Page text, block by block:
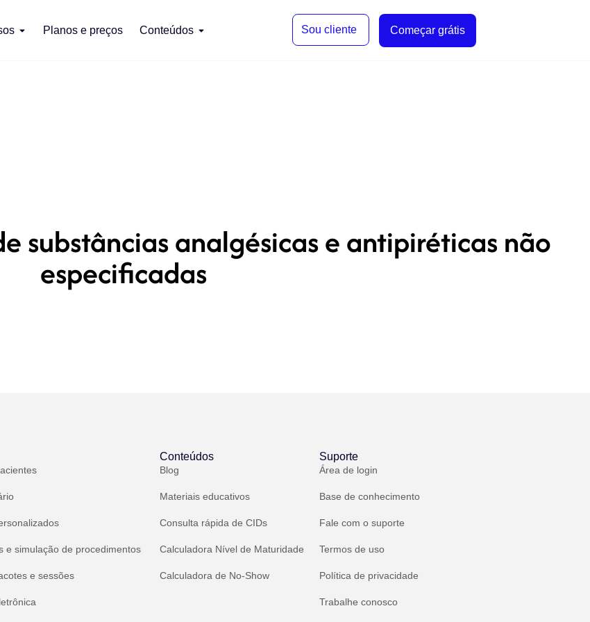
Planos e preços Conteúdos Sou cliente Começar grátis
substâncias analgésicas e antipiréticas não
especificadas
e simulação de procedimentos
e sessões
Conteúdos
Blog
Materiais educativos
Consulta rápida de CIDs
Calculadora Nível de Maturidade
Calculadora de No-Show
Suporte
Área de login
Base de conhecimento
Fale com o suporte
Termos de uso
Política de privacidade
Trabalhe conosco